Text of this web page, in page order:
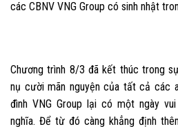
các CBNV VNG Group có sinh nhật
Chương trình 8/3 đã kết thúc trong
nụ cười mãn nguyện của tất cả các
đình VNG Group lại có một ngày
nghĩa. Để từ đó càng khẳng định